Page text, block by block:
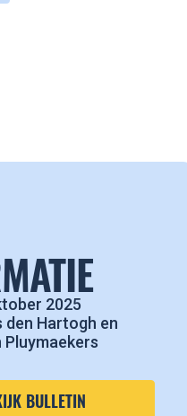
2025
den Hartogh en
Pluymaekers
BULLETIN